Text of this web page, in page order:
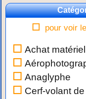
pour voir
Achat matériel
Anaglyphe
Cerf-volant